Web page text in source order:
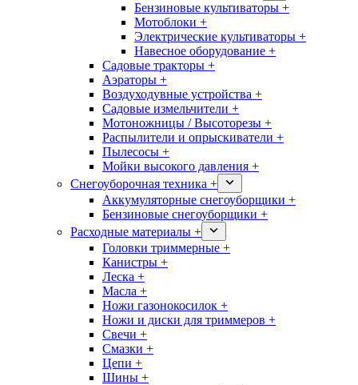
Бензиновые культиваторы +
Мотоблоки +
Электрические культиваторы +
Навесное оборудование +
Садовые тракторы +
Аэраторы +
Воздуходувные устройства +
Садовые измельчители +
Мотоножницы / Высоторезы +
Распылители и опрыскиватели +
Пылесосы +
Мойки высокого давления +
Снегоуборочная техника +
Аккумуляторные снегоуборщики +
Бензиновые снегоуборщики +
Расходные материалы +
Головки триммерные +
Канистры +
Леска +
Масла +
Ножи газонокосилок +
Ножи и диски для триммеров +
Свечи +
Смазки +
Цепи +
Шины +